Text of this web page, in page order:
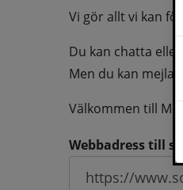
Vi gör allt vi kan
Du kan chatta
Men du kan mejla
Välkommen till
Webbadress till